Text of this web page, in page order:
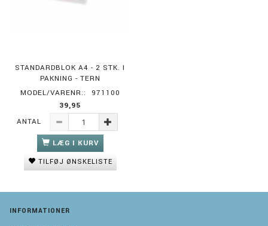
STANDARDBLOK A4 - 2 STK. I
PAKNING - TERN
MODEL/VARENR.:
971100
39,95
ANTAL
LÆG I KURV
TILFØJ ØNSKELISTE
INFORMATIONER